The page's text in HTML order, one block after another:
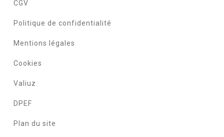
CGV
Politique de confidentialité
Mentions légales
Cookies
Valiuz
DPEF
Plan du site